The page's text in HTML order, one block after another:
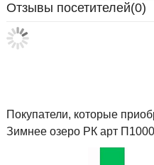
Отзывы посетителей(0)
Покупатели, которые
Зимнее озеро РК арт